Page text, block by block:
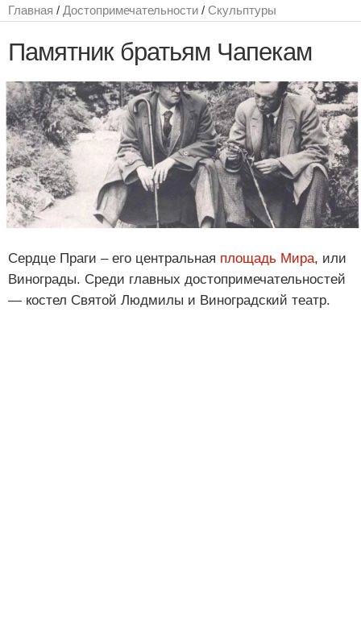
Главная / Достопримечательности / Скульптуры
Памятник братьям Чапекам
Сердце Праги – его центральная площадь Мира, или
Винограды. Среди главных достопримечательностей
— костел Святой Людмилы и Виноградский театр.